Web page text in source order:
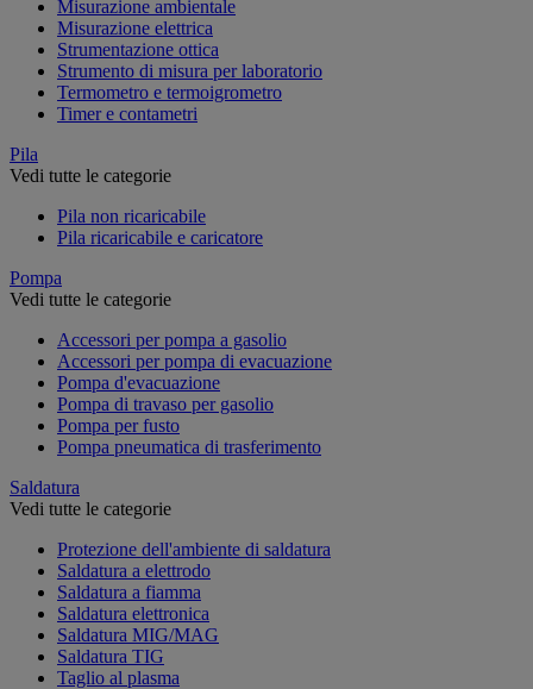
Misurazione ambientale
Misurazione elettrica
Strumentazione ottica
Strumento di misura per laboratorio
Termometro e termoigrometro
Timer e contametri
Pila
Vedi tutte le categorie
Pila non ricaricabile
Pila ricaricabile e caricatore
Pompa
Vedi tutte le categorie
Accessori per pompa a gasolio
Accessori per pompa di evacuazione
Pompa d'evacuazione
Pompa di travaso per gasolio
Pompa per fusto
Pompa pneumatica di trasferimento
Saldatura
Vedi tutte le categorie
Protezione dell'ambiente di saldatura
Saldatura a elettrodo
Saldatura a fiamma
Saldatura elettronica
Saldatura MIG/MAG
Saldatura TIG
Taglio al plasma